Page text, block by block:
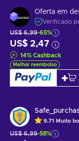
Oferta em
Verificado
US$ 6,99-65%
US$ 2,47
14% Cashback
Melhor reembolso
9.71 Muito
US$ 6,99-58%